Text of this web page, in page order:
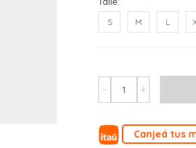
S M L
Canjeá tus